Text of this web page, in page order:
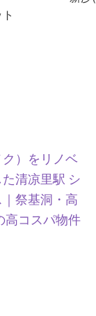
）をリノベ
清凉里駅 シ
祭基洞・高
高コスパ物件